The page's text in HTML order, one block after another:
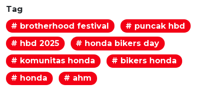
Tag
# brotherhood festival
# puncak hbd
# hbd 2025
# honda bikers day
# komunitas honda
# bikers honda
# honda
# ahm